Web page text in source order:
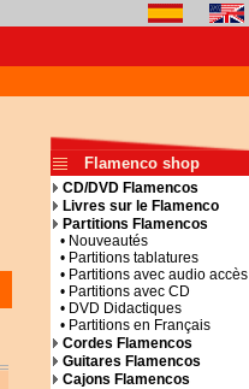
Flamenco shop
CD/DVD Flamencos
Livres sur le Flamenco
Partitions Flamencos
• Nouveautés
• Partitions tablatures
• Partitions avec audio accès
• Partitions avec CD
• DVD Didactiques
• Partitions en Français
Cordes Flamencos
Guitares Flamencos
Cajons Flamencos